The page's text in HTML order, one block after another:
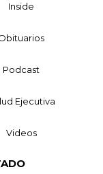
Inside
Podcast
Ejecutiva
Videos